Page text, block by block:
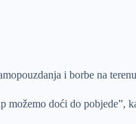
i borbe na
doći do pobjede”,